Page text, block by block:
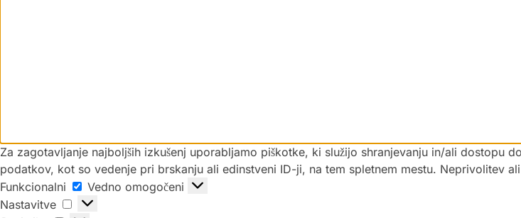
Za zagotavljanje najboljših izkušenj uporabljamo piškotke, ki služijo shranjevanju in/ali
podatkov, kot so vedenje pri brskanju ali edinstveni ID-ji, na tem spletnem mestu. Neprivolitev
Funkcionalni
Vedno omogočeni
Nastavitve